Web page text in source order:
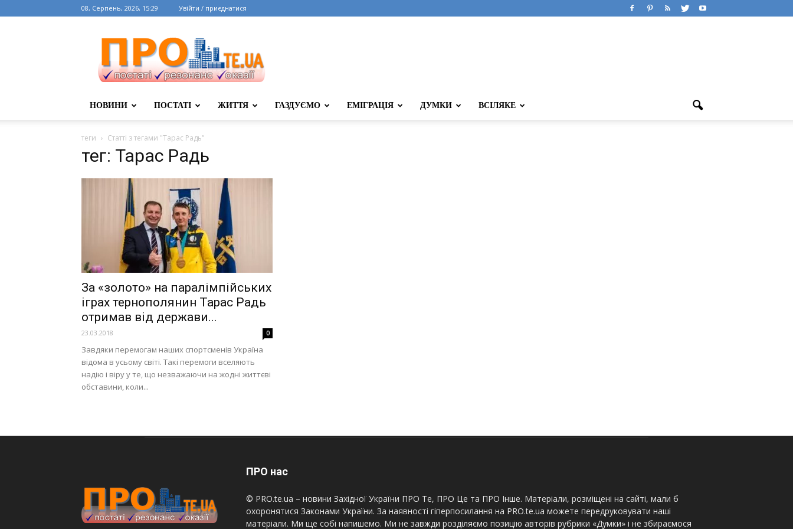
08, Серпень, 2026, 15:29 Увійти / приєднатися
НОВИНИ ПОСТАТІ ЖИТТЯ ГАЗДУЄМО ЕМІГРАЦІЯ ДУМКИ ВСІЛЯКЕ
теги Статті з тегами "Тарас Радь"
тег: Тарас Радь
За «золото» на паралімпійських
іграх тернополянин Тарас Радь
отримав від держави...
23.03.2018 0
Завдяки перемогам наших спортсменів Україна
відома в усьому світі. Такі перемоги вселяють
надію і віру у те, що незважаючи на жодні життєві
обставини, коли...
ПРО нас
© PRO.te.ua – новини Західної України ПРО Те, ПРО Це та ПРО Інше. Матеріали, розміщені на сайті, мали б
охоронятися Законами України. За наявності гіперпосилання на PRO.te.ua можете передруковувати наші
матеріали. Ми ще собі напишемо. Ми не завжди розділяємо позицію авторів рубрики «Думки» і не збираємося